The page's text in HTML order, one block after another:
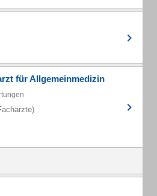
für Allgemeinmedizin